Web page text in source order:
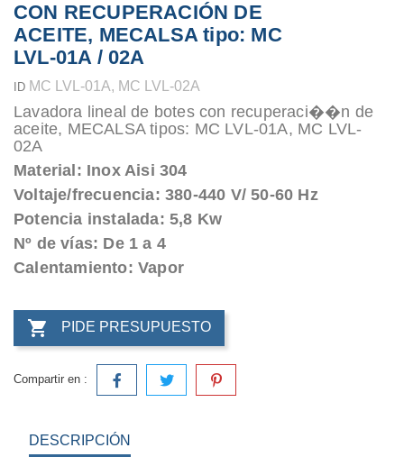
CON RECUPERACIÓN DE
ACEITE, MECALSA tipo: MC
LVL-01A / 02A
ID MC LVL-01A, MC LVL-02A
Lavadora lineal de botes con recuperaci��n de
aceite, MECALSA tipos: MC LVL-01A, MC LVL-
02A
Material: Inox Aisi 304
Voltaje/frecuencia: 380-440 V/ 50-60 Hz
Potencia instalada: 5,8 Kw
Nº de vías: De 1 a 4
Calentamiento: Vapor
 PIDE PRESUPUESTO
Compartir en :
DESCRIPCIÓN